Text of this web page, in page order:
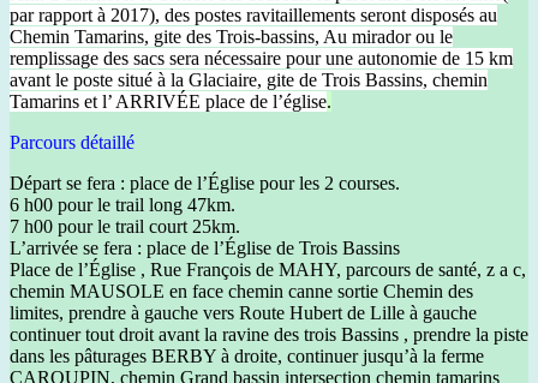
par rapport à 2017), des postes ravitaillements seront disposés au
Chemin Tamarins, gite des Trois-bassins, Au mirador ou le
remplissage des sacs sera nécessaire pour une autonomie de 15 km
avant le poste situé à la Glaciaire, gite de Trois Bassins, chemin
Tamarins et l’ ARRIVÉE place de l’église.
Parcours détaillé
Départ se fera : place de l’Église pour les 2 courses.
6 h00 pour le trail long 47km.
7 h00 pour le trail court 25km.
L’arrivée se fera : place de l’Église de Trois Bassins
Place de l’Église , Rue François de MAHY, parcours de santé, z a c,
chemin MAUSOLE en face chemin canne sortie Chemin des
limites, prendre à gauche vers Route Hubert de Lille à gauche
continuer tout droit avant la ravine des trois Bassins , prendre la piste
dans les pâturages BERBY à droite, continuer jusqu’à la ferme
CAROUPIN, chemin Grand bassin intersection chemin tamarins